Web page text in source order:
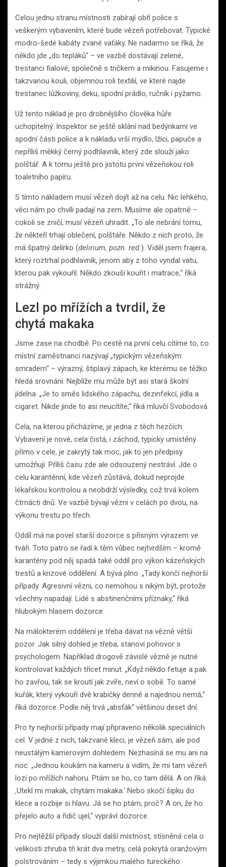
Celou jednu stranu místnosti zabírají obří police s
veškerým vybavením, které bude vězeň potřebovat. Typické
modro-šedé kabáty zvané vaťáky. Ne nadarmo se říká, že
někdo jde „do tepláků“ – ve vazbě dostávají zelené,
trestanci fialové, společně s tričkem a mikinou. Fasujeme i
takzvanou kouli, objemnou roli textilií, ve které najde
trestanec lůžkoviny, deku, spodní prádlo, ručník i pyžamo.
Už tento náklad je pro drobnějšího člověka hůře
uchopitelný. Inspektor se ještě sklání nad bedýnkami ve
spodní části police a k nákladu vrší mýdlo, lžíci, papuče a
nepříliš měkký černý podhlavník, který zde slouží jako
polštář. A k tomu ještě pro jistotu první vězeňskou roli
toaletního papíru.
S tímto nákladem musí vězeň dojít až na celu. Nic lehkého,
věci nám po chvíli padají na zem. Musíme ale opatrně –
cokoli se zničí, musí vězeň uhradit. „To ale nebrání tomu,
že někteří trhají oblečení, polštáře. Někdo z nich proto, že
má špatný delírko (delirium, pozn. red.). Viděl jsem frajera,
který roztrhal podhlavník, jenom aby z toho vyndal vatu,
kterou pak vykouřil. Někdo zkouší kouřit i matrace,“ říká
strážný.
Lezl po mřížích a tvrdil, že
chytá makaka
Jsme zase na chodbě. Po cestě na první celu cítíme to, co
místní zaměstnanci nazývají „typickým vězeňským
smradem“ – výrazný, štiplavý zápach, ke kterému se těžko
hledá srovnání. Nejblíže mu může být asi stará školní
jídelna. „Je to směs lidského zápachu, dezinfekcí, jídla a
cigaret. Nikde jinde to asi neucítíte,“ říká mluvčí Svobodová.
Cela, na kterou přicházíme, je jedna z těch hezčích.
Vybavení je nové, cela čistá, i záchod, typicky umístěný
přímo v cele, je zakrytý tak moc, jak to jen předpisy
umožňují. Příliš času zde ale odsouzený nestráví. Jde o
celu karanténní, kde vězeň zůstává, dokud neprojde
lékařskou kontrolou a neobdrží výsledky, což trvá kolem
čtrnácti dnů. Ve vazbě bývají vězni v celách po dvou, na
výkonu trestu po třech.
Oddíl má na povel starší dozorce s přísným výrazem ve
tváři. Toto patro se řadí k těm vůbec nejtvrdším – kromě
karantény pod něj spadá také oddíl pro výkon kázeňských
trestů a krizové oddělení. A bývá plno. „Tady končí nejhorší
případy. Agresivní vězni, co nemohou s nikým být, protože
všechny napadají. Lidé s abstinenčními příznaky,“ říká
hlubokým hlasem dozorce.
Na málokterém oddělení je třeba dávat na vězně větší
pozor. Jak silný dohled je třeba, stanoví pohovor s
psychologem. Například drogově závislé vězně je nutné
kontrolovat každých třicet minut. „Když někdo fetuje a pak
ho zavřou, tak se kroutí jak zvíře, neví o sobě. To samé
kuřák, který vykouří dvě krabičky denně a najednou nemá,“
říká dozorce. Podle něj trvá „absťák“ většinou deset dní.
Pro ty nejhorší případy mají připraveno několik speciálních
cel. V jedné z nich, takzvané kleci, je vězeň sám, ale pod
neustálým kamerovým dohledem. Nezhasíná se mu ani na
noc. „Jednou koukám na kameru a vidím, že mi tam vězeň
lozí po mřížích nahoru. Ptám se ho, co tam dělá. A on říká:
‚Utekl mi makak, chytám makaka.‘ Nebo skočí šipku do
klece a rozbije si hlavu. Já se ho ptám, proč? A on, že ho
přejelo auto a řidič ujel,“ vypráví dozorce.
Pro nejtěžší případy slouží další místnost, stísněná cela o
velikosti zhruba tři krát dva metry, celá pokrytá oranžovým
polstrováním – tedy s výjimkou malého tureckého